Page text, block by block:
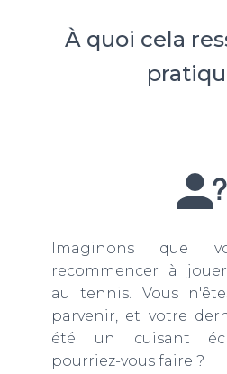
À quoi cela
Imaginons que
recommencer à
au tennis. Vous
parvenir, et votre
été un cuisant
pourriez-vous faire ?